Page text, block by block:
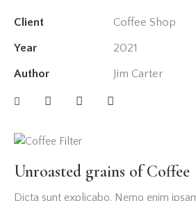
Client Coffee Shop
Year 2021
Author Jim Carter
Unroasted grains of Coffee
Dicta sunt explicabo. Nemo enim